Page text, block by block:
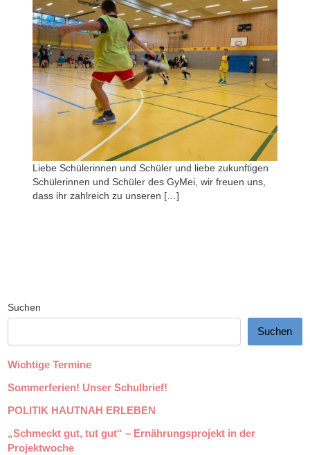
Liebe Schülerinnen und Schüler und liebe zukunftigen
Schülerinnen und Schüler des GyMei, wir freuen uns,
dass ihr zahlreich zu unseren […]
Suchen
Suchen
Wichtige Termine
Sommerferien! Unser Schulbrief!
POLITIK HAUTNAH ERLEBEN
„Schmeckt gut, tut gut“ – Ernährungsprojekt in der
Projektwoche